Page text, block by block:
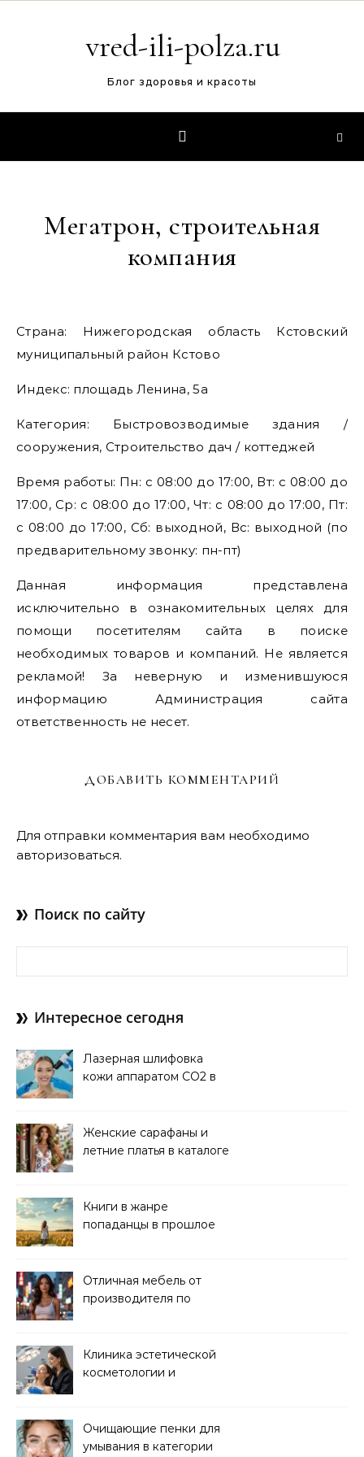
vred-ili-polza.ru
Блог здоровья и красоты
Мегатрон, строительная
компания
Страна: Нижегородская область Кстовский
муниципальный район Кстово
Индекс: площадь Ленина, 5а
Категория: Быстровозводимые здания /
сооружения, Строительство дач / коттеджей
Время работы: Пн: с 08:00 до 17:00, Вт: с 08:00 до
17:00, Ср: с 08:00 до 17:00, Чт: с 08:00 до 17:00, Пт:
с 08:00 до 17:00, Сб: выходной, Вс: выходной (по
предварительному звонку: пн-пт)
Данная информация представлена
исключительно в ознакомительных целях для
помощи посетителям сайта в поиске
необходимых товаров и компаний. Не является
рекламой! За неверную и изменившуюся
информацию Администрация сайта
ответственность не несет.
ДОБАВИТЬ КОММЕНТАРИЙ
Для отправки комментария вам необходимо
авторизоваться.
Поиск по сайту
Интересное сегодня
Лазерная шлифовка
кожи аппаратом CO2 в
Женские сарафаны и
летние платья в каталоге
Книги в жанре
попаданцы в прошлое
Отличная мебель от
производителя по
Клиника эстетической
косметологии и
Очищающие пенки для
умывания в категории